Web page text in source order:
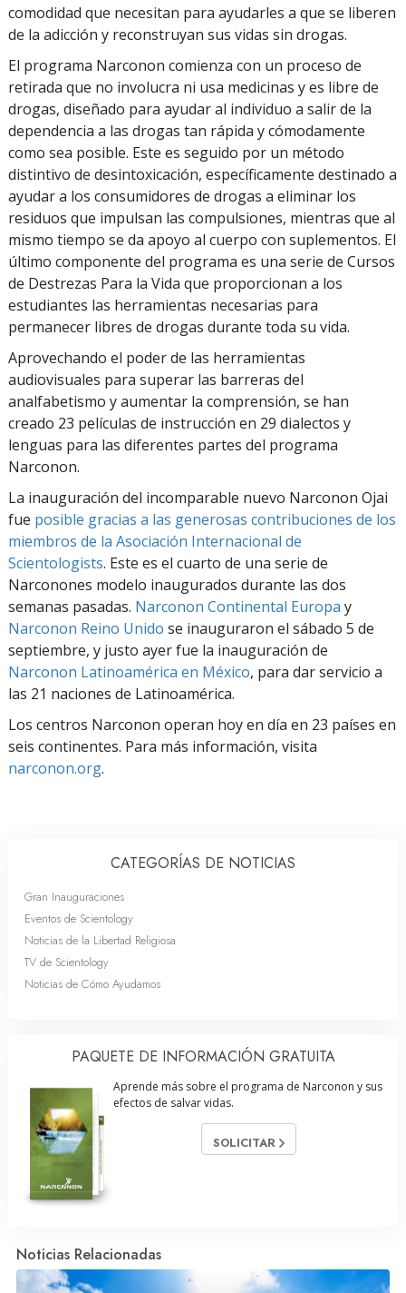
comodidad que necesitan para ayudarles a que se liberen
de la adicción y reconstruyan sus vidas sin drogas.
El programa Narconon comienza con un proceso de
retirada que no involucra ni usa medicinas y es libre de
drogas, diseñado para ayudar al individuo a salir de la
dependencia a las drogas tan rápida y cómodamente
como sea posible. Este es seguido por un método
distintivo de desintoxicación, específicamente destinado a
ayudar a los consumidores de drogas a eliminar los
residuos que impulsan las compulsiones, mientras que al
mismo tiempo se da apoyo al cuerpo con suplementos. El
último componente del programa es una serie de Cursos
de Destrezas Para la Vida que proporcionan a los
estudiantes las herramientas necesarias para
permanecer libres de drogas durante toda su vida.
Aprovechando el poder de las herramientas
audiovisuales para superar las barreras del
analfabetismo y aumentar la comprensión, se han
creado 23 películas de instrucción en 29 dialectos y
lenguas para las diferentes partes del programa
Narconon.
La inauguración del incomparable nuevo Narconon Ojai
fue posible gracias a las generosas contribuciones de los
miembros de la Asociación Internacional de
Scientologists. Este es el cuarto de una serie de
Narconones modelo inaugurados durante las dos
semanas pasadas. Narconon Continental Europa y
Narconon Reino Unido se inauguraron el sábado 5 de
septiembre, y justo ayer fue la inauguración de
Narconon Latinoamérica en México, para dar servicio a
las 21 naciones de Latinoamérica.
Los centros Narconon operan hoy en día en 23 países en
seis continentes. Para más información, visita
narconon.org.
CATEGORÍAS DE NOTICIAS
Gran Inauguraciones
Eventos de Scientology
Noticias de la Libertad Religiosa
TV de Scientology
Noticias de Cómo Ayudamos
PAQUETE DE INFORMACIÓN GRATUITA
Aprende más sobre el programa de Narconon y sus
efectos de salvar vidas.
SOLICITAR
Noticias Relacionadas